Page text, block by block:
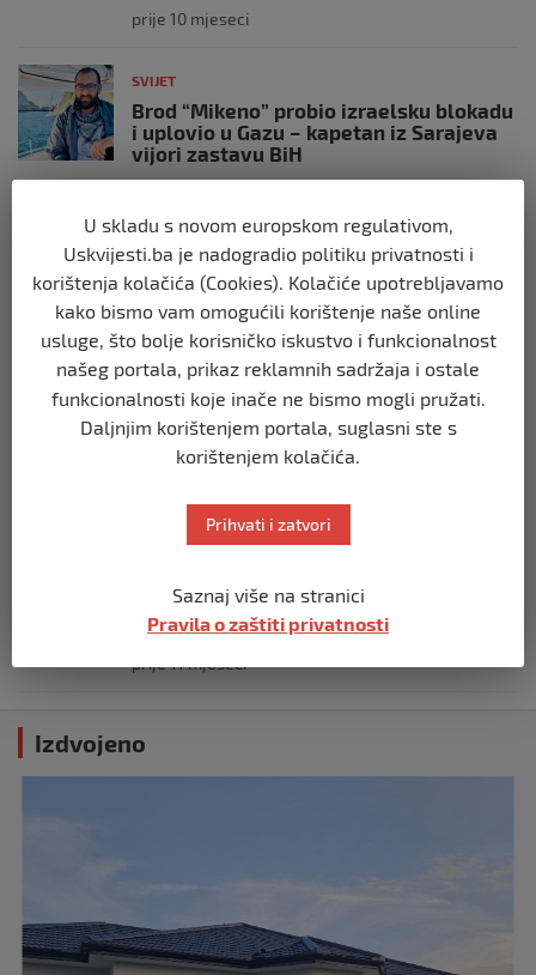
prije 10 mjeseci
SVIJET
Brod “Mikeno” probio izraelsku blokadu
i uplovio u Gazu – kapetan iz Sarajeva
vijori zastavu BiH
prije 10 mjeseci
SVIJET
Opsadno stanje u Münchenu, odjeknulo
nekoliko eksplozija: Ima žrtava,
policijske snage na terenu
prije 10 mjeseci
Putin: Spremni smo vojno uzvratiti
Zapadu
Papa Lav XIV izjavio da je situacija vrlo
ozbiljna nakon izraelskog napada na
Dohu
prije 11 mjeseci
Izdvojeno
U skladu s novom europskom regulativom,
Uskvijesti.ba je nadogradio politiku privatnosti i
korištenja kolačića (Cookies). Kolačiće upotrebljavamo
kako bismo vam omogućili korištenje naše online
usluge, što bolje korisničko iskustvo i funkcionalnost
našeg portala, prikaz reklamnih sadržaja i ostale
funkcionalnosti koje inače ne bismo mogli pružati.
Daljnjim korištenjem portala, suglasni ste s
korištenjem kolačića.
Prihvati i zatvori
Saznaj više na stranici
Pravila o zaštiti privatnosti